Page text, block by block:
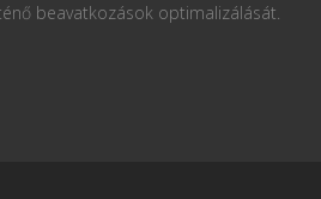
beavatkozások optimalizálását.